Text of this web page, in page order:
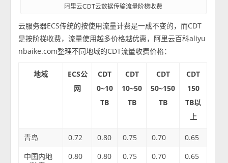
阿里云CDT云数据传输流量阶梯收费
云服务器ECS传统的按使用流量计费是一成不变的，而CDT
是按阶梯收费，流量使用越多价格越优惠，阿里云百科aliyu
nbaike.com整理不同地域的CDT流量收费价格：
地域
ECS公
网
CDT
0~10
TB
CDT
10~50
TB
CDT
50~150
TB
CDT
150
TB以
上
青岛 0.72 0.80 0.75 0.70
0.65
中国内地
0.80 0.80 0.75 0.70 0.65